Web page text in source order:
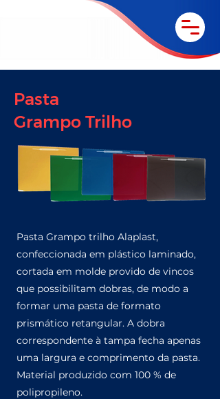
Pasta
Grampo Trilho
Pasta Grampo trilho Alaplast,
confeccionada em plástico laminado,
cortada em molde provido de vincos
que possibilitam dobras, de modo a
formar uma pasta de formato
prismático retangular. A dobra
correspondente à tampa fecha apenas
uma largura e comprimento da pasta.
Material produzido com 100 % de
polipropileno.